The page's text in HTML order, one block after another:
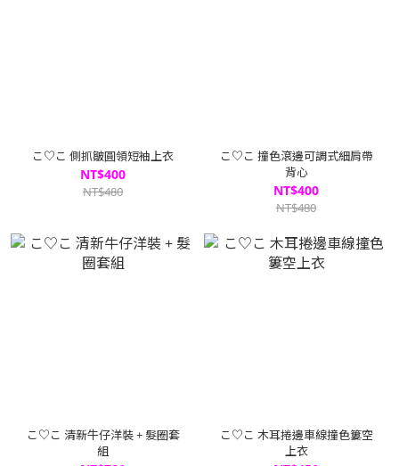
こ♡こ 側抓皺圓領短袖上衣
NT$400
NT$480
こ♡こ 撞色滾邊可調式細肩帶
背心
NT$400
NT$480
こ♡こ 清新牛仔洋裝 + 髮圈套
組
こ♡こ 木耳捲邊車線撞色簍空
上衣